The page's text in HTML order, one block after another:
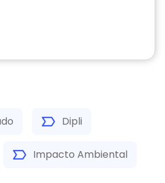
Dipli
Impacto Ambiental